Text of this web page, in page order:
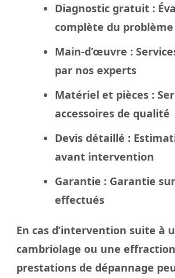
Diagnostic gratuit :
complète du problème
Main-d’œuvre :
par nos experts
Matériel et pièces :
accessoires de qualité
Devis détaillé :
avant intervention
Garantie : Garantie
effectués
En cas d’intervention suite à
cambriolage ou une
prestations de dépannage